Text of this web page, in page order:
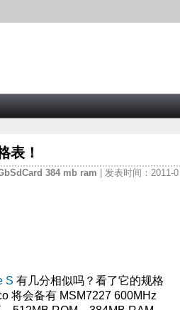
表！
384 mb ram
| 发表时间：2011-0
S 有几分相似吗？看了它的规格
将会备有 MSM7227 600MHz